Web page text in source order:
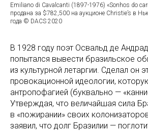
Emiliano di Cavalcanti (1897-1976) «Sonhos do
продана за $782,500 на аукционе Christie’s в
года © DACS 2020
В 1928 году поэт Освальд де
попытался вывести бразильское
из культурной летаргии. Сделал он
провокационной идеологии,
антропофагией (буквально —
Утверждая, что величайшая сила
в «пожирании» своих
заявил, что долг Бразилии —